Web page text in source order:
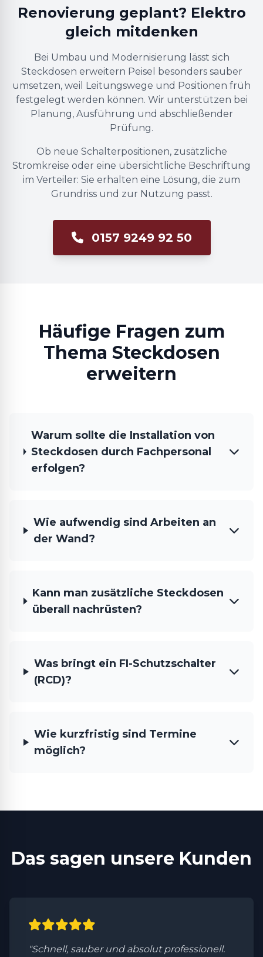
Renovierung geplant? Elektro
gleich mitdenken
Bei Umbau und Modernisierung lässt sich
Steckdosen erweitern Peisel besonders sauber
umsetzen, weil Leitungswege und Positionen früh
festgelegt werden können. Wir unterstützen bei
Planung, Ausführung und abschließender
Prüfung.
Ob neue Schalterpositionen, zusätzliche
Stromkreise oder eine übersichtliche Beschriftung
im Verteiler: Sie erhalten eine Lösung, die zum
Grundriss und zur Nutzung passt.
0157 9249 92 50
Häufige Fragen zum
Thema Steckdosen
erweitern
Warum sollte die Installation von
Steckdosen durch Fachpersonal
erfolgen?
Wie aufwendig sind Arbeiten an
der Wand?
Kann man zusätzliche Steckdosen
überall nachrüsten?
Was bringt ein FI-Schutzschalter
(RCD)?
Wie kurzfristig sind Termine
möglich?
Das sagen unsere Kunden
"Schnell, sauber und absolut professionell.